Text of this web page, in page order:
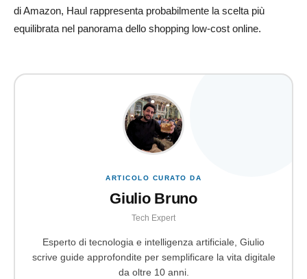
di Amazon, Haul rappresenta probabilmente la scelta più
equilibrata nel panorama dello shopping low-cost online.
ARTICOLO CURATO DA
Giulio Bruno
Tech Expert
Esperto di tecnologia e intelligenza artificiale, Giulio
scrive guide approfondite per semplificare la vita digitale
da oltre 10 anni.